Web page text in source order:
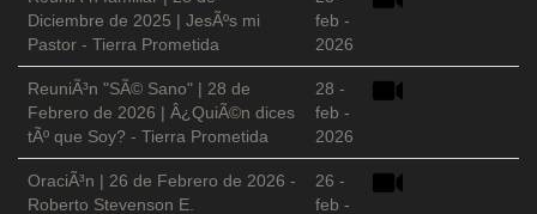
Diciembre de 2025 | JesÃºs mi
Pastor - Tierra Prometida
feb -
2026
ReuniÃ³n "SÃ© Sano" | 28 de
Febrero de 2026 | Â¿QuiÃ©n dices
tÃº que Soy? - Tierra Prometida
28 -
feb -
2026
OraciÃ³n | 26 de Febrero de 2026 -
Roberto Stevenson E.
26 -
feb -